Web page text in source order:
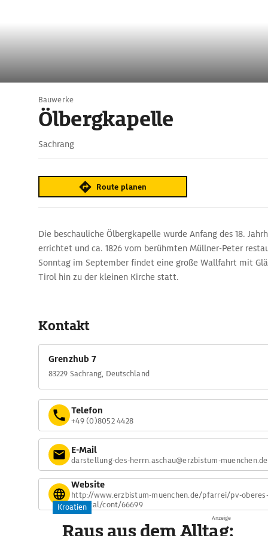
Bauwerke
Ölbergkapelle
Sachrang
Route planen
Die beschauliche Ölbergkapelle wurde Anfang des 18.
errichtet und ca. 1826 vom berühmten Müllner-Peter
Sonntag im September findet eine große Wallfahrt mit
Tirol hin zu der kleinen Kirche statt.
Kontakt
Grenzhub 7
83229 Sachrang, Deutschland
Telefon
+49 (0)8052 4428
E-Mail
darstellung-des-herrn.aschau@erzbistum-muenchen.de
Website
http://www.erzbistum-muenchen.de/pfarrei/pv-oberes-
priental/cont/66699
Anzeige
Kroatien
Raus aus dem Alltag: